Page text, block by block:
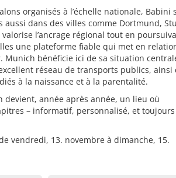
organisés à l’échelle nationale, Babini
aussi dans des villes comme Dortmund,
l’ancrage régional tout en
une plateforme fiable qui met en
Munich bénéficie ici de sa situation
réseau de transports publics, ainsi
à la naissance et à la parentalité.
devient, année après année, un lieu où
– informatif, personnalisé, et
vendredi, 13. novembre à dimanche, 15.